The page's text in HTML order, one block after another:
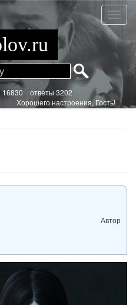
Муза
16830 ответы 3202
Хорошего настроения, Гость!
Автор